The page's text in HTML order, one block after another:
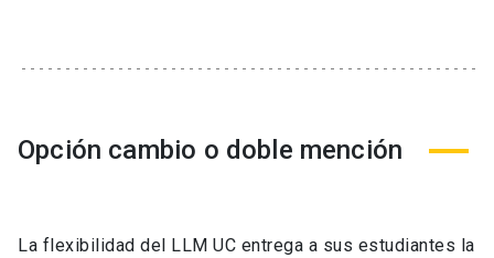
Opción cambio o doble mención
La flexibilidad del LLM UC entrega a sus estudiantes la